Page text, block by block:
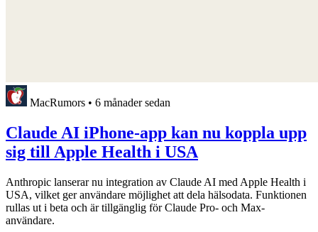
MacRumors • 6 månader sedan
Claude AI iPhone-app kan nu koppla upp
sig till Apple Health i USA
Anthropic lanserar nu integration av Claude AI med Apple Health i
USA, vilket ger användare möjlighet att dela hälsodata. Funktionen
rullas ut i beta och är tillgänglig för Claude Pro- och Max-
användare.